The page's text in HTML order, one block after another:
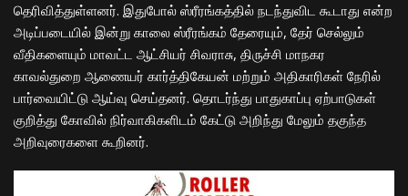
தெரிவித்துள்ளனர். இதுபோல் ஸ்ரீரங்கத்தில் நடந்துவிட கூடாது என்ற
அடிப்படையில் இன்று காலை ஸ்ரீரங்கம் தேரையும், தேர் செல்லும்
வீதிகளையும் மாவட்ட ஆட்சியர் சிவராசு, திருச்சி மாநகர
காவல்துறை ஆணையர் கார்த்திகேயன் மற்றும் அதிகாரிகள் நேரில்
பார்வையிட்டு ஆய்வு செய்தனர். தொடர்ந்து பாதுகாப்பு ஏற்பாடுகள்
குறித்து கோவில் நிர்வாகிகளிடம் கேட்டு அறிந்து மேலும் தகுந்த
அறிவுரைகளை கூறினர்.